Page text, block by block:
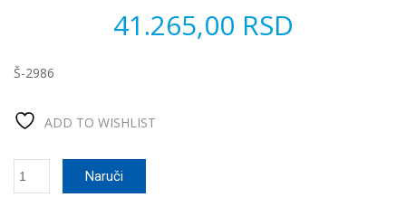
41.265,00 RSD
Š-2986
ADD TO WISHLIST
Emaux
Naruči